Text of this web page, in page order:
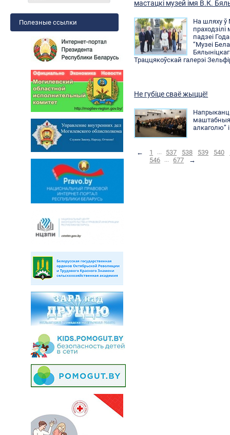
Полезные ссылки
мастацкі музей імя В.К.
На шляху ў
падзеі
“Музеі
Траццякоўскай галерэі
Не губіце сваё жыццё!
алкаголю”
← 1 ... 537 538 539 540
546
... 677 →